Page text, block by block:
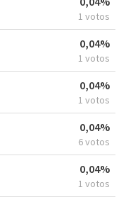
1 votos
0,04%
1 votos
0,04%
1 votos
0,04%
6 votos
0,04%
1 votos